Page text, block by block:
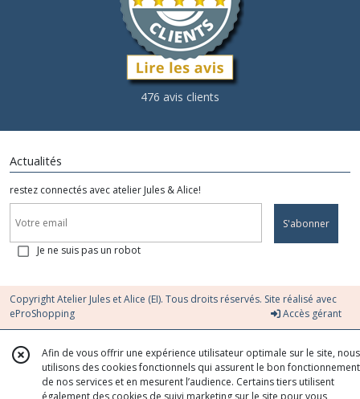
476 avis clients
Actualités
restez connectés avec atelier Jules & Alice!
S'abonner
Je ne suis pas un robot
Copyright Atelier Jules et Alice (EI). Tous droits réservés. Site réalisé avec
eProShopping
Accès gérant
Afin de vous offrir une expérience utilisateur optimale sur le site, nous
utilisons des cookies fonctionnels qui assurent le bon fonctionnement
de nos services et en mesurent l’audience. Certains tiers utilisent
également des cookies de suivi marketing sur le site pour vous